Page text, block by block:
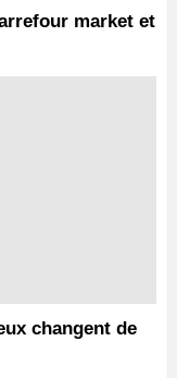
market et
changent de